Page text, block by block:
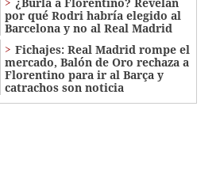
¿Burla a Florentino? Revelan
por qué Rodri habría elegido al
Barcelona y no al Real Madrid
Fichajes: Real Madrid rompe el
mercado, Balón de Oro rechaza a
Florentino para ir al Barça y
catrachos son noticia